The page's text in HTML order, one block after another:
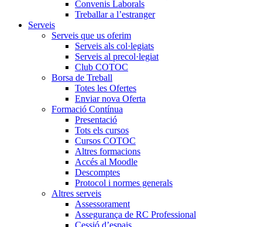
Convenis Laborals
Treballar a l’estranger
Serveis
Serveis que us oferim
Serveis als col·legiats
Serveis al precol·legiat
Club COTOC
Borsa de Treball
Totes les Ofertes
Enviar nova Oferta
Formació Contínua
Presentació
Tots els cursos
Cursos COTOC
Altres formacions
Accés al Moodle
Descomptes
Protocol i normes generals
Altres serveis
Assessorament
Assegurança de RC Professional
Cessió d’espais